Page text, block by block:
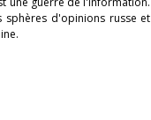
d'opinions russe et